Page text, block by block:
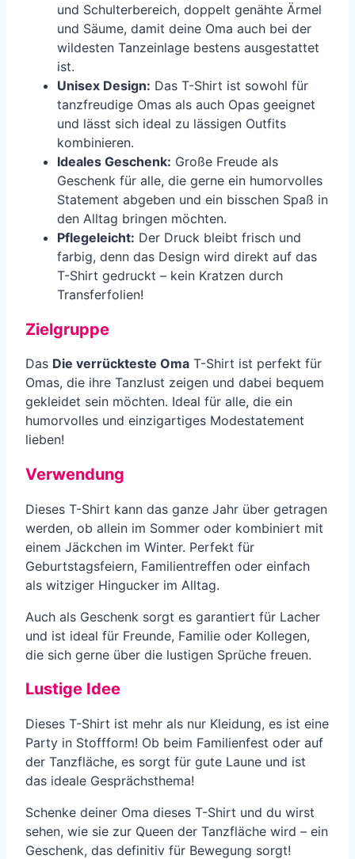
und Schulterbereich, doppelt genähte Ärmel
und Säume, damit deine Oma auch bei der
wildesten Tanzeinlage bestens ausgestattet
ist.
Unisex Design: Das T-Shirt ist sowohl für
tanzfreudige Omas als auch Opas geeignet
und lässt sich ideal zu lässigen Outfits
kombinieren.
Ideales Geschenk: Große Freude als
Geschenk für alle, die gerne ein humorvolles
Statement abgeben und ein bisschen Spaß in
den Alltag bringen möchten.
Pflegeleicht: Der Druck bleibt frisch und
farbig, denn das Design wird direkt auf das
T-Shirt gedruckt – kein Kratzen durch
Transferfolien!
Zielgruppe
Das Die verrückteste Oma T-Shirt ist perfekt für
Omas, die ihre Tanzlust zeigen und dabei bequem
gekleidet sein möchten. Ideal für alle, die ein
humorvolles und einzigartiges Modestatement
lieben!
Verwendung
Dieses T-Shirt kann das ganze Jahr über getragen
werden, ob allein im Sommer oder kombiniert mit
einem Jäckchen im Winter. Perfekt für
Geburtstagsfeiern, Familientreffen oder einfach
als witziger Hingucker im Alltag.
Auch als Geschenk sorgt es garantiert für Lacher
und ist ideal für Freunde, Familie oder Kollegen,
die sich gerne über die lustigen Sprüche freuen.
Lustige Idee
Dieses T-Shirt ist mehr als nur Kleidung, es ist eine
Party in Stoffform! Ob beim Familienfest oder auf
der Tanzfläche, es sorgt für gute Laune und ist
das ideale Gesprächsthema!
Schenke deiner Oma dieses T-Shirt und du wirst
sehen, wie sie zur Queen der Tanzfläche wird – ein
Geschenk, das definitiv für Bewegung sorgt!